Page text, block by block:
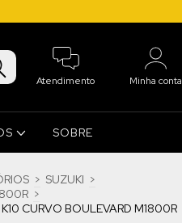
Atendimento Minha conta
SOBRE
> SUZUKI >
>
CURVO BOULEVARD M1800R